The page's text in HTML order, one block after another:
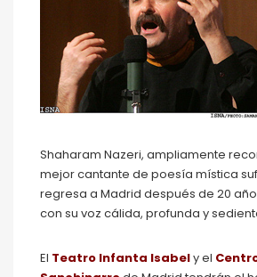
Shaharam Nazeri, ampliamente
mejor cantante de poesía mística
regresa a Madrid después de 20
con su voz cálida, profunda y
El Teatro Infanta Isabely el